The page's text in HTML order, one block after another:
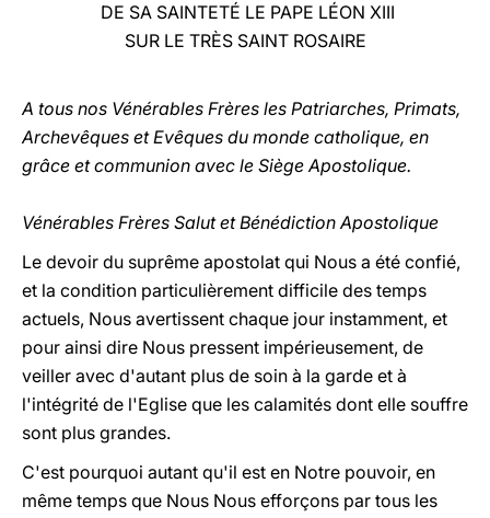
DE SA SAINTETÉ LE PAPE LÉON XIII
SUR LE TRÈS SAINT ROSAIRE
A tous nos Vénérables Frères les Patriarches, Primats,
Archevêques et Evêques du monde catholique, en
grâce et communion avec le Siège Apostolique.
Vénérables Frères Salut et Bénédiction Apostolique
Le devoir du suprême apostolat qui Nous a été confié,
et la condition particulièrement difficile des temps
actuels, Nous avertissent chaque jour instamment, et
pour ainsi dire Nous pressent impérieusement, de
veiller avec d'autant plus de soin à la garde et à
l'intégrité de l'Eglise que les calamités dont elle souffre
sont plus grandes.
C'est pourquoi autant qu'il est en Notre pouvoir, en
même temps que Nous Nous efforçons par tous les